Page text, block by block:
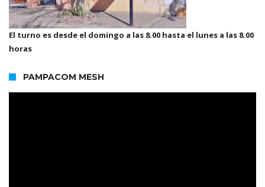
El turno es desde el domingo a las 8.00 hasta el lunes a las 8.00
horas
PAMPACOM MESH